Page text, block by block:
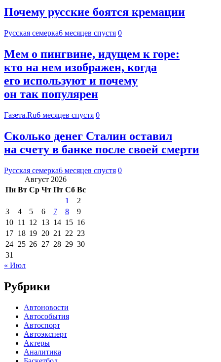
Почему русские боятся кремации
Русская семерка6 месяцев спустя 0
Мем о пингвине, идущем к горе:
кто на нем изображен, когда
его используют и почему
он так популярен
Газета.Ru6 месяцев спустя 0
Сколько денег Сталин оставил
на счету в банке после своей смерти
Русская семерка6 месяцев спустя 0
Август 2026
Пн Вт Ср Чт Пт Сб Вс
1
2
3
4 5 6 7 8
9
10 11 12 13 14 15 16
17 18 19 20 21 22 23
24 25 26 27 28 29 30
31
« Июл
Рубрики
Автоновости
Автособытия
Автоспорт
Автоэксперт
Актеры
Аналитика